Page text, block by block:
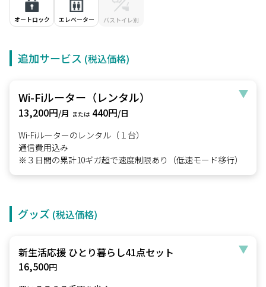
オートロック エレベーター バストイレ別
追加サービス (税込価格)
Wi-Fiルーター（レンタル）
13,200円/月 または 440円/日
Wi-Fiルーターのレンタル（１台）
通信費用込み
※３日間の累計10ギガ超で速度制限あり（低速モード移行）
グッズ (税込価格)
新生活応援 ひとり暮らし41点セット
16,500円